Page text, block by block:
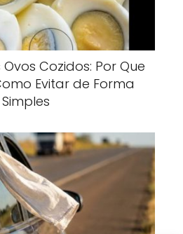
Cozidos: Por Que
Evitar de Forma
Simples